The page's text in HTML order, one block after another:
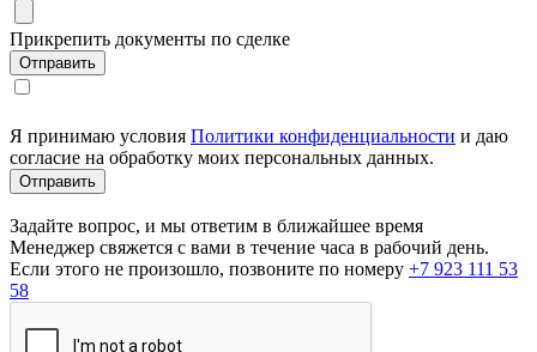
Прикрепить документы по сделке
Я принимаю условия Политики конфиденциальности и даю
согласие на обработку моих персональных данных.
Задайте вопрос, и мы ответим в ближайшее время
Менеджер свяжется с вами в течение часа в рабочий день.
Если этого не произошло, позвоните по номеру +7 923 111 53
58